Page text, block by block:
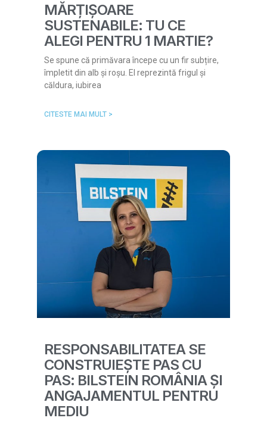
MĂRȚIȘOARE
SUSTENABILE: TU CE
ALEGI PENTRU 1 MARTIE?
Se spune că primăvara începe cu un fir subțire,
împletit din alb și roșu. El reprezintă frigul și
căldura, iubirea
CITESTE MAI MULT >
RESPONSABILITATEA SE
CONSTRUIEȘTE PAS CU
PAS: BILSTEIN ROMÂNIA ȘI
ANGAJAMENTUL PENTRU
MEDIU